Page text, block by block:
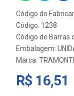
Código do
Código: 1238
Código de Barras
Embalagem:
Marca:
R$ 16,51